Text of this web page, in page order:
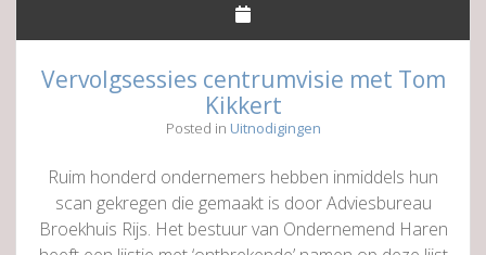
Vervolgsessies centrumvisie met Tom
Kikkert
Posted in Uitnodigingen
Ruim honderd ondernemers hebben inmiddels hun
scan gekregen die gemaakt is door Adviesbureau
Broekhuis Rijs. Het bestuur van Ondernemend Haren